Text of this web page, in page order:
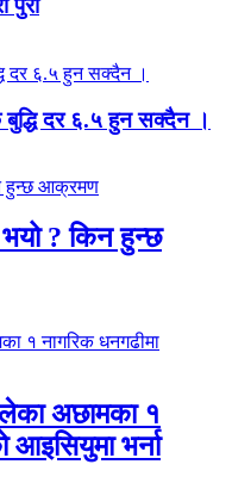
पुरा
दर ६.५ हुन सक्दैन ।
? किन हुन्छ
अछामका १
भर्ना